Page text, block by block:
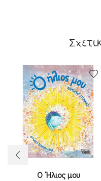
Ο ‘Ηλιος μου